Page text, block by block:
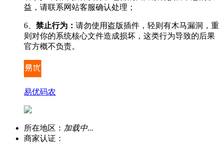
益，请联系网站客服确认处理；
6、 禁止行为： 请勿使用盗版插件，轻则有木马漏洞，重
则对你的系统核心文件造成损坏，这类行为导致的后果
官方概不负责。
易优码农
所在地区： 加载中...
商家认证：